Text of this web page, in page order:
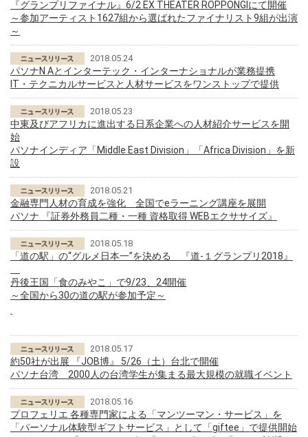
『グランプリファイナル』6/2 EX THEATER ROPPONGIにて開催
～参加アーティスト1627組から選ばれたファイナリスト9組が出演
～
2018.05.24
パソナN Aとインターテック・インターナショナルが業務提携
IT・テクニカルサービスと人材サービスをワンストップで提供
2018.05.23
中東及びアフリカに進出する日系企業への人材紹介サービスを開
始
パソナインディア「Middle East Division」「Africa Division」を新
設
2018.05.21
金融専門人材の育成を強化 全国でeラーニング講座を展開
パソナ 『証券外務員二種・一種 資格取得 WEBエクササイズ』
2018.05.18
「道の駅」の“グルメ日本一”を決める 『道-１グランプリ2018』
丹後王国「食のみやこ」で9/23、24開催
～全国から30の道の駅が参加予定～
2018.05.17
約50社が出展 『JOB博』 5/26（土）台北で開催
パソナ台湾 2000人の台湾学生が集まる最大規模の就職イベント
2018.05.16
プロフェリエ 各種専門家による「マンツーマン・サービス」を
「パーソナル体験型ギフトサービス」として「giftee」で提供開始